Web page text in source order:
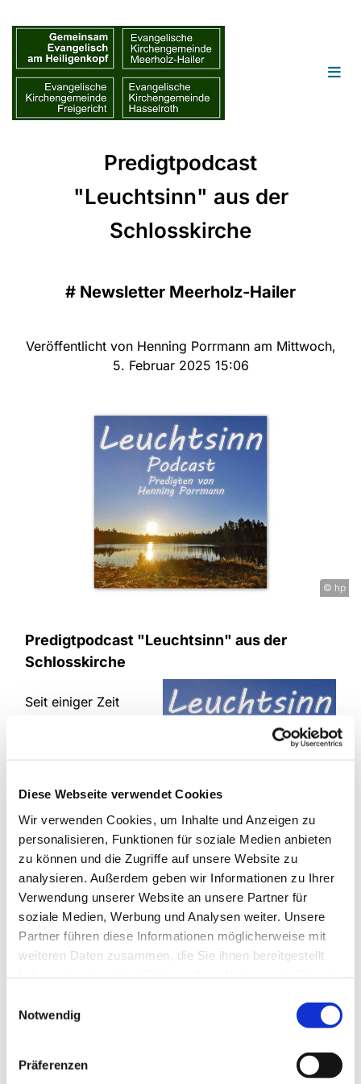
Diese Webseite verwendet Cookies
Wir verwenden Cookies, um Inhalte und Anzeigen zu
personalisieren, Funktionen für soziale Medien anbieten
zu können und die Zugriffe auf unsere Website zu
analysieren. Außerdem geben wir Informationen zu Ihrer
Verwendung unserer Website an unsere Partner für
soziale Medien, Werbung und Analysen weiter. Unsere
Partner führen diese Informationen möglicherweise mit
weiteren Daten zusammen, die Sie ihnen bereitgestellt
Notwendig
Präferenzen
Predigtpodcast
"Leuchtsinn" aus der
Schlosskirche
# Newsletter Meerholz-Hailer
Veröffentlicht von Henning Porrmann am Mittwoch,
5. Februar 2025 15:06
© hp
Predigtpodcast "Leuchtsinn" aus der
Schlosskirche
Seit einiger Zeit
Porrmann im
"Leuchtsinn" auf
Spotify, aber auch
auf vielen anderen
Kanälen, wie zum
Beispiel demYoutubekanal (Klick!)veröffentlicht.
Nachlesen und Hören kann man die
Predigten auch
auf unserer Internetseite
So können auch Menschen, die nicht (mehr) in die
Kirche kommen können, die Predigt hören oder die
Predigt kann an Interessierte leicht weitergegeben
werden.
nochmal alle Zugriffsmöglichkeiten verlinkt.